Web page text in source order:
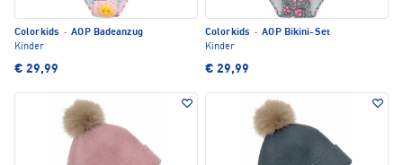
Colorkids · AOP Badeanzug
Kinder
€ 29,99
Colorkids · AOP Bikini-Set
Kinder
€ 29,99